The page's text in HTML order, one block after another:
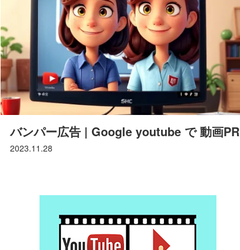
2023.11.28
バンパー広告 | Google youtube で 動画PR